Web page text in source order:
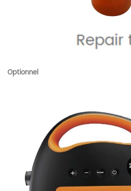
Optionnel